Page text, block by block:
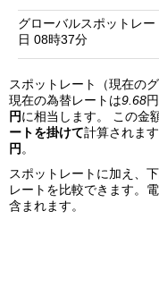
銀
行
リ
ス
ト
グローバルスポットレ
日 08時37分
スポットレート（現在の
現在の為替レートは9.68
円に相当します。 この金
ートを掛けて計算されます
円 。
スポットレートに加え、
レートを比較できます。
含まれます。